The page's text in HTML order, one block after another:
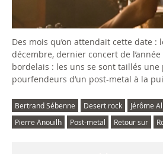
Des mois qu’on attendait cette date :
décembre, dernier concert de
bordelais : les uns se sont taillés
pourfendeurs d’un post-metal à la
Bertrand Sébenne Desert rock Jérôme
Pierre Anouilh
Post-metal Retour sur